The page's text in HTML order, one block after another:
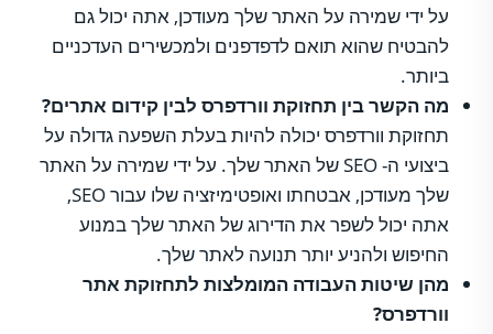
על ידי שמירה על האתר שלך מעודכן, אתה יכול גם
להבטיח שהוא תואם לדפדפנים ולמכשירים העדכניים
ביותר.
מה הקשר בין תחזוקת וורדפרס לבין קידום אתרים?
תחזוקת וורדפרס יכולה להיות בעלת השפעה גדולה על
ביצועי ה- SEO של האתר שלך. על ידי שמירה על האתר
שלך מעודכן, אבטחתו ואופטימיזציה שלו עבור SEO,
אתה יכול לשפר את הדירוג של האתר שלך במנוע
החיפוש ולהניע יותר תנועה לאתר שלך.
מהן שיטות העבודה המומלצות לתחזוקת אתר
וורדפרס?